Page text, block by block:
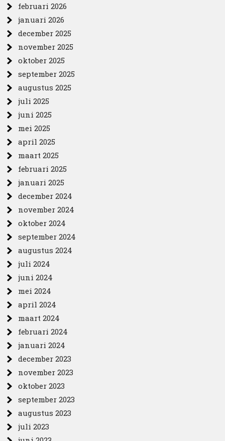
februari 2026
januari 2026
december 2025
november 2025
oktober 2025
september 2025
augustus 2025
juli 2025
juni 2025
mei 2025
april 2025
maart 2025
februari 2025
januari 2025
december 2024
november 2024
oktober 2024
september 2024
augustus 2024
juli 2024
juni 2024
mei 2024
april 2024
maart 2024
februari 2024
januari 2024
december 2023
november 2023
oktober 2023
september 2023
augustus 2023
juli 2023